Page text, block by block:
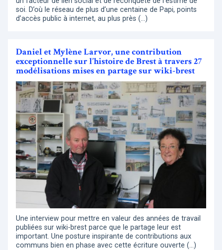
soi. D’où le réseau de plus d’une centaine de Papi, points
d’accès public à internet, au plus près (…)
Daniel et Mylène Larvor, une contribution
exceptionnelle sur l’histoire de Brest à travers 27
modélisations mises en partage sur wiki-brest
Une interview pour mettre en valeur des années de travail
publiées sur wiki-brest parce que le partage leur est
important. Une posture inspirante de contributions aux
communs bien en phase avec cette écriture ouverte (…)